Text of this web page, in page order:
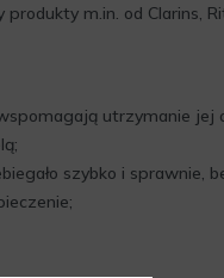
m.in. od Clarins,
utrzymanie jej
szybko i sprawnie,